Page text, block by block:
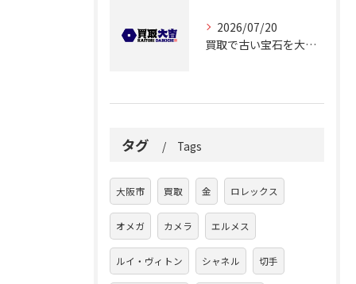
2026/07/20
買取で古い宝石を大阪府大阪市都島区大東町で高く売るコツと査定ポイント徹底解説
タグ Tags
大阪市 買取 金 ロレックス
オメガ カメラ エルメス
ルイ・ヴィトン シャネル 切手